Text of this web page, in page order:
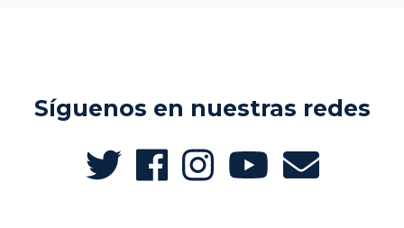
Síguenos en nuestras redes